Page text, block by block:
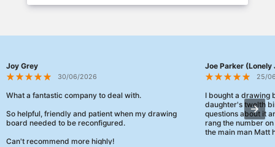
Joy Grey
30/06/2026
What a fantastic company to deal with.
So helpful, friendly and patient when my drawing
board needed to be reconfigured.
Can't recommend more highly!
Joe Parker (Lonely
25/
I bought a drawing
daughter's twelth
questions about it
rang the number
the main man Matt